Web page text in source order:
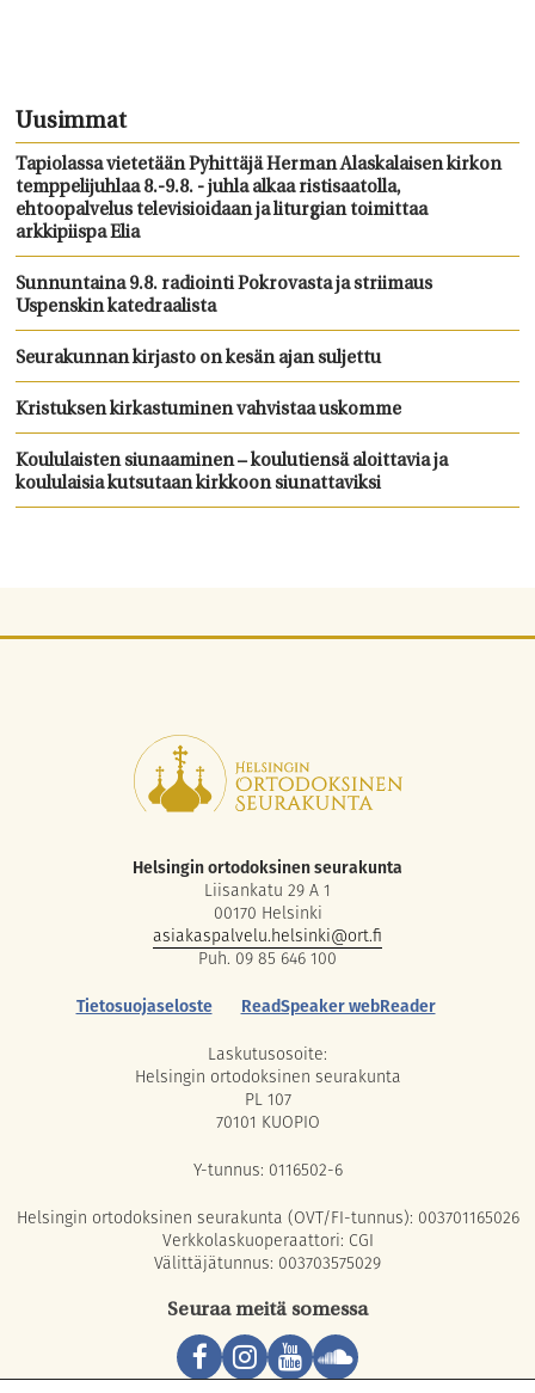
Uusimmat
Tapiolassa vietetään Pyhittäjä Herman Alaskalaisen kirkon
temppelijuhlaa 8.-9.8. - juhla alkaa ristisaatolla,
ehtoopalvelus televisioidaan ja liturgian toimittaa
arkkipiispa Elia
Sunnuntaina 9.8. radiointi Pokrovasta ja striimaus
Uspenskin katedraalista
Seurakunnan kirjasto on kesän ajan suljettu
Kristuksen kirkastuminen vahvistaa uskomme
Koululaisten siunaaminen – koulutiensä aloittavia ja
koululaisia kutsutaan kirkkoon siunattaviksi
Helsingin ortodoksinen seurakunta
Liisankatu 29 A 1
00170 Helsinki
asiakaspalvelu.helsinki@ort.fi
Puh. 09 85 646 100
Tietosuojaseloste
ReadSpeaker webReader
Laskutusosoite:
Helsingin ortodoksinen seurakunta
PL 107
70101 KUOPIO
Y-tunnus: 0116502-6
Helsingin ortodoksinen seurakunta (OVT/FI-tunnus): 003701165026
Verkkolaskuoperaattori: CGI
Välittäjätunnus: 003703575029
Seuraa meitä somessa